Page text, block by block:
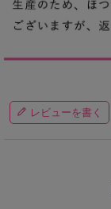
レビューを書く